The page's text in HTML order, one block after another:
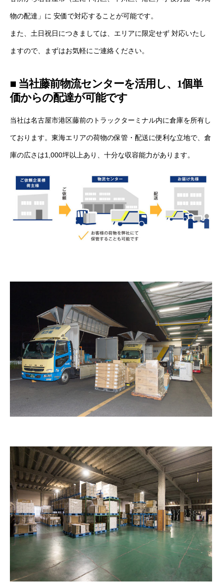
物の配達」に 安価で対応することが可能です。
また、土日祝日につきましては、エリアに限定せず 対応いたし
ますので、まずはお気軽にご連絡ください。
■ 当社藤前物流センターを活用し、1個単
価からの配達が可能です
当社は名古屋市港区藤前のトラックターミナル内に倉庫を所有し
ております。東海エリアの荷物の保管・配送に便利な立地で、倉
庫の広さは1,000坪以上あり、十分な収容能力があります。